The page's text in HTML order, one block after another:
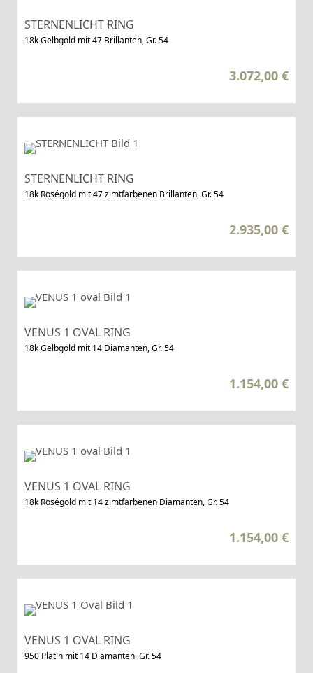
STERNENLICHT RING
18k Gelbgold mit 47 Brillanten, Gr. 54
3.072,00 €
STERNENLICHT RING
18k Roségold mit 47 zimtfarbenen Brillanten, Gr. 54
2.935,00 €
VENUS 1 OVAL RING
18k Gelbgold mit 14 Diamanten, Gr. 54
1.154,00 €
VENUS 1 OVAL RING
18k Roségold mit 14 zimtfarbenen Diamanten, Gr. 54
1.154,00 €
VENUS 1 OVAL RING
950 Platin mit 14 Diamanten, Gr. 54